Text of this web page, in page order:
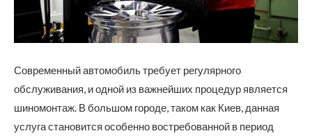
Современный автомобиль требует регулярного
обслуживания, и одной из важнейших процедур является
шиномонтаж. В большом городе, таком как Киев, данная
услуга становится особенно востребованной в период